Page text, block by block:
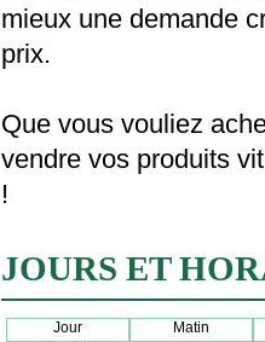
mieux une demande
prix.
Que vous vouliez
vendre vos produits
!
JOURS ET
Jour
Matin